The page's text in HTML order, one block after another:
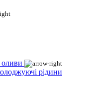
рідини